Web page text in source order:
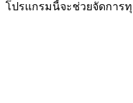
โปรแกรมนี้จะช่วยจัดการ